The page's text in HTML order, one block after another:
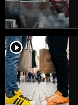
player2